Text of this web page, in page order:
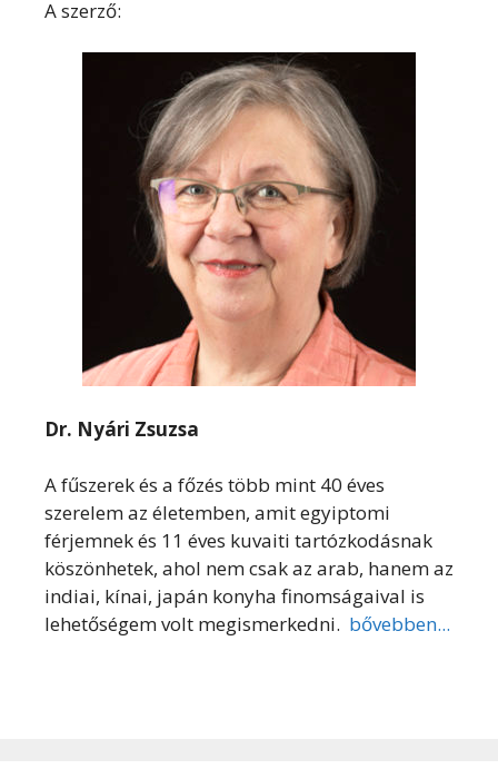
A szerző:
Dr. Nyári Zsuzsa
A fűszerek és a főzés több mint 40 éves
szerelem az életemben, amit egyiptomi
férjemnek és 11 éves kuvaiti tartózkodásnak
köszönhetek, ahol nem csak az arab, hanem az
indiai, kínai, japán konyha finomságaival is
lehetőségem volt megismerkedni. bővebben...